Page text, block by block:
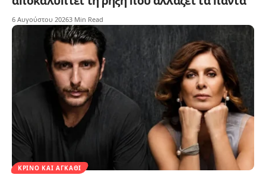
6 Αυγούστου 20263 Min Read
ΚΡΊΝΟ ΚΑΙ ΑΓΚΆΘΙ